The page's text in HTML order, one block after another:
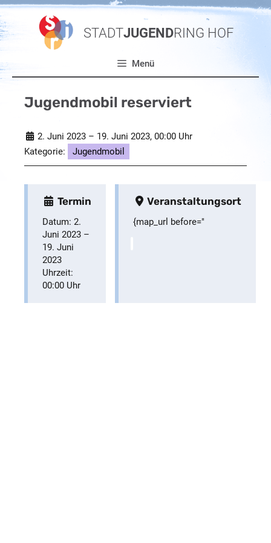
Zum
Inhalt
springen
STADTJUGENDRING HOF
Menü
Jugendmobil reserviert
2. Juni 2023 – 19. Juni 2023, 00:00 Uhr
Kategorie:
Jugendmobil
Termin
Datum: 2.
Juni 2023 –
19. Juni
2023
Uhrzeit:
00:00 Uhr
Veranstaltungsort
{map_url before="